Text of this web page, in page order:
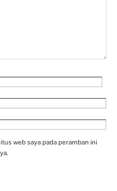
web saya pada peramban ini